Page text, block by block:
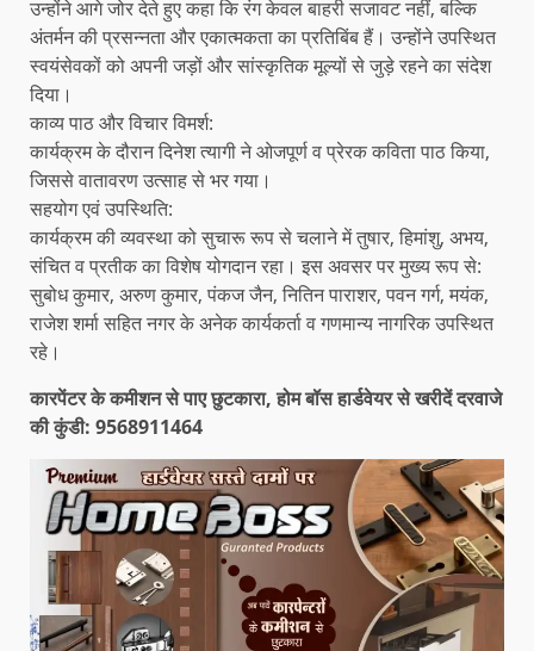
​उन्होंने आगे जोर देते हुए कहा कि रंग केवल बाहरी सजावट नहीं, बल्कि
अंतर्मन की प्रसन्नता और एकात्मकता का प्रतिबिंब हैं। उन्होंने उपस्थित
स्वयंसेवकों को अपनी जड़ों और सांस्कृतिक मूल्यों से जुड़े रहने का संदेश
दिया।
​काव्य पाठ और विचार विमर्श:
कार्यक्रम के दौरान दिनेश त्यागी ने ओजपूर्ण व प्रेरक कविता पाठ किया,
जिससे वातावरण उत्साह से भर गया।
​सहयोग एवं उपस्थिति:
कार्यक्रम की व्यवस्था को सुचारू रूप से चलाने में तुषार, हिमांशु, अभय,
संचित व प्रतीक का विशेष योगदान रहा। इस अवसर पर मुख्य रूप से:
​सुबोध कुमार, अरुण कुमार, पंकज जैन, ​नितिन पाराशर, पवन गर्ग, मयंक, ​
राजेश शर्मा सहित नगर के अनेक कार्यकर्ता व गणमान्य नागरिक उपस्थित
रहे।
कारपेंटर के कमीशन से पाए छुटकारा, होम बॉस हार्डवेयर से खरीदें दरवाजे
की कुंडी: 9568911464